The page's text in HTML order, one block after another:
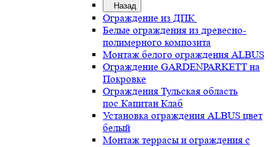
Назад
Ограждение из ДПК
Белые ограждения из древесно-
полимерного композита
Монтаж белого ограждения ALBUS
Ограждение GARDENPARKETT на
Покровке
Ограждения Тульская область
пос.Капитан Клаб
Установка ограждения ALBUS цвет
белый
Монтаж террасы и ограждения с